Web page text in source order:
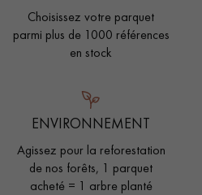
Choisissez votre parquet
parmi plus de 1000 références
en stock
ENVIRONNEMENT
Agissez pour la reforestation
de nos forêts, 1 parquet
acheté = 1 arbre planté